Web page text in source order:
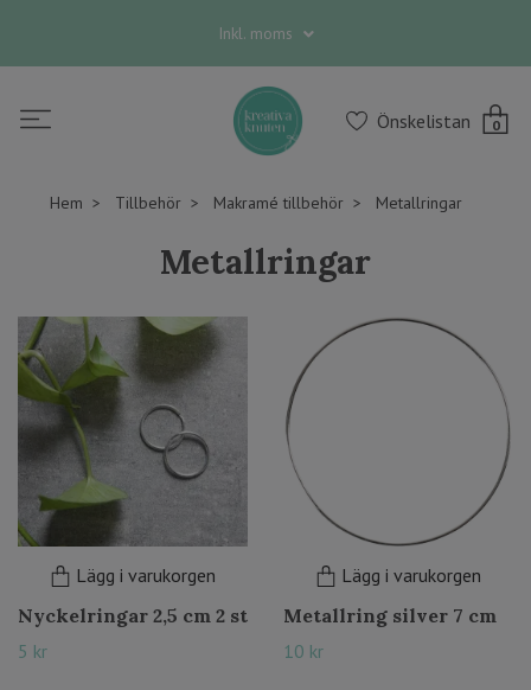
Inkl. moms
Önskelistan 0
Hem Tillbehör Makramé tillbehör Metallringar
Metallringar
Lägg i varukorgen
Nyckelringar 2,5 cm 2 st
5 kr
Lägg i varukorgen
Metallring silver 7 cm
10 kr